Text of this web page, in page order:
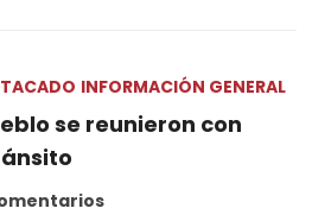
INFORMACIÓN GENERAL
se reunieron con